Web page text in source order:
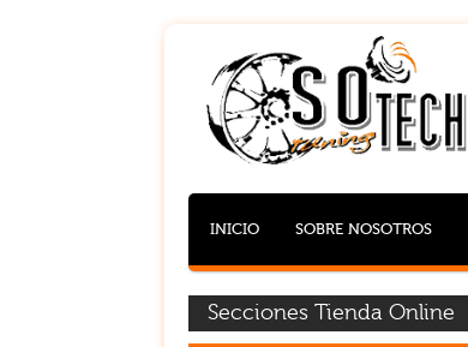
INICIO SOBRE NOSOTROS
Secciones Tienda Online